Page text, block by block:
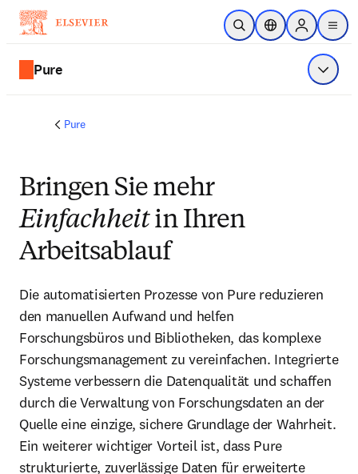
Zum Hauptinhalt wechseln
Suche öffnenStandortauswahl
Sign in to
menu
Pure Menü
Pure
Bringen Sie mehr
Einfachheitin Ihren
Arbeitsablauf
Die automatisierten Prozesse von Pure reduzieren
den manuellen Aufwand und helfen
Forschungsbüros und Bibliotheken, das komplexe
Forschungsmanagement zu vereinfachen. Integrierte
Systeme verbessern die Datenqualität und schaffen
durch die Verwaltung von Forschungsdaten an der
Quelle eine einzige, sichere Grundlage der Wahrheit.
Ein weiterer wichtiger Vorteil ist, dass Pure
strukturierte, zuverlässige Daten für erweiterte